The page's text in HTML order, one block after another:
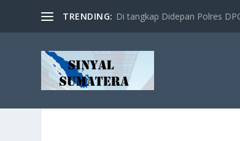
TRENDING: Di tangkap Didepan Polres